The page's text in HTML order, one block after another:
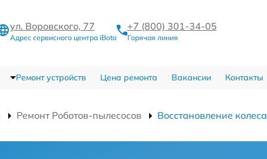
ул. Воровского, 77
Адрес сервисного центра iBoto
+7 (800) 301-34-05
Горячая линия
Ремонт устройств Цена ремонта Вакансии Контакты
Ремонт Роботов-пылесосов Восстановление колеса